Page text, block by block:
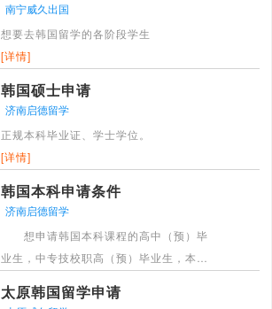
南宁威久出国
想要去韩国留学的各阶段学生
[详情]
韩国硕士申请
济南启德留学
正规本科毕业证、学士学位。
[详情]
韩国本科申请条件
济南启德留学
想申请韩国本科课程的高中（预）毕
业生，中专技校职高（预）毕业生，本科
[详情]
太原韩国留学申请